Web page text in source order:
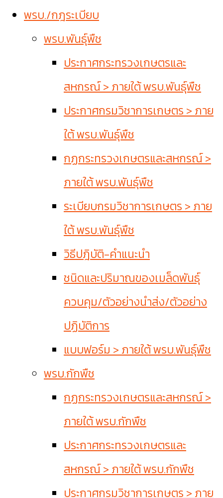
พรบ./กฎระเบียบ
พรบ.พันธุ์พืช
ประกาศกระทรวงเกษตรและ
สหกรณ์ > ภายใต้ พรบ.พันธุ์พืช
ประกาศกรมวิชาการเกษตร > ภาย
ใต้ พรบ.พันธุ์พืช
กฏกระทรวงเกษตรและสหกรณ์ >
ภายใต้ พรบ.พันธุ์พืช
ระเบียบกรมวิชาการเกษตร > ภาย
ใต้ พรบ.พันธุ์พืช
วิธีปฎิบัติ-คำแนะนำ
ชนิดและปริมาณของเมล็ดพันธุ์
ควบคุม/ตัวอย่างนำส่ง/ตัวอย่าง
ปฏิบัติการ
แบบฟอร์ม > ภายใต้ พรบ.พันธุ์พืช
พรบ.กักพืช
กฏกระทรวงเกษตรและสหกรณ์ >
ภายใต้ พรบ.กักพืช
ประกาศกระทรวงเกษตรและ
สหกรณ์ > ภายใต้ พรบ.กักพืช
ประกาศกรมวิชาการเกษตร > ภาย